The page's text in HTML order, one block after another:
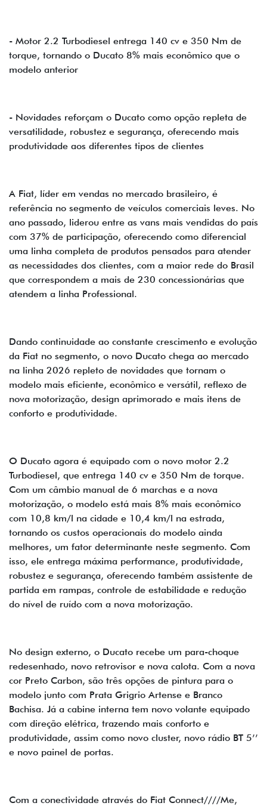
- Motor 2.2 Turbodiesel entrega 140 cv e 350 Nm de
torque, tornando o Ducato 8% mais econômico que o
modelo anterior
- Novidades reforçam o Ducato como opção repleta de
versatilidade, robustez e segurança, oferecendo mais
produtividade aos diferentes tipos de clientes
A Fiat, líder em vendas no mercado brasileiro, é
referência no segmento de veículos comerciais leves. No
ano passado, liderou entre as vans mais vendidas do país
com 37% de participação, oferecendo como diferencial
uma linha completa de produtos pensados para atender
as necessidades dos clientes, com a maior rede do Brasil
que correspondem a mais de 230 concessionárias que
atendem a linha Professional.
Dando continuidade ao constante crescimento e evolução
da Fiat no segmento, o novo Ducato chega ao mercado
na linha 2026 repleto de novidades que tornam o
modelo mais eficiente, econômico e versátil, reflexo de
nova motorização, design aprimorado e mais itens de
conforto e produtividade.
O Ducato agora é equipado com o novo motor 2.2
Turbodiesel, que entrega 140 cv e 350 Nm de torque.
Com um câmbio manual de 6 marchas e a nova
motorização, o modelo está mais 8% mais econômico
com 10,8 km/l na cidade e 10,4 km/l na estrada,
tornando os custos operacionais do modelo ainda
melhores, um fator determinante neste segmento. Com
isso, ele entrega máxima performance, produtividade,
robustez e segurança, oferecendo também assistente de
partida em rampas, controle de estabilidade e redução
do nível de ruído com a nova motorização.
No design externo, o Ducato recebe um para-choque
redesenhado, novo retrovisor e nova calota. Com a nova
cor Preto Carbon, são três opções de pintura para o
modelo junto com Prata Grigrio Artense e Branco
Bachisa. Já a cabine interna tem novo volante equipado
com direção elétrica, trazendo mais conforto e
produtividade, assim como novo cluster, novo rádio BT 5’’
e novo painel de portas.
Com a conectividade através do Fiat Connect////Me,